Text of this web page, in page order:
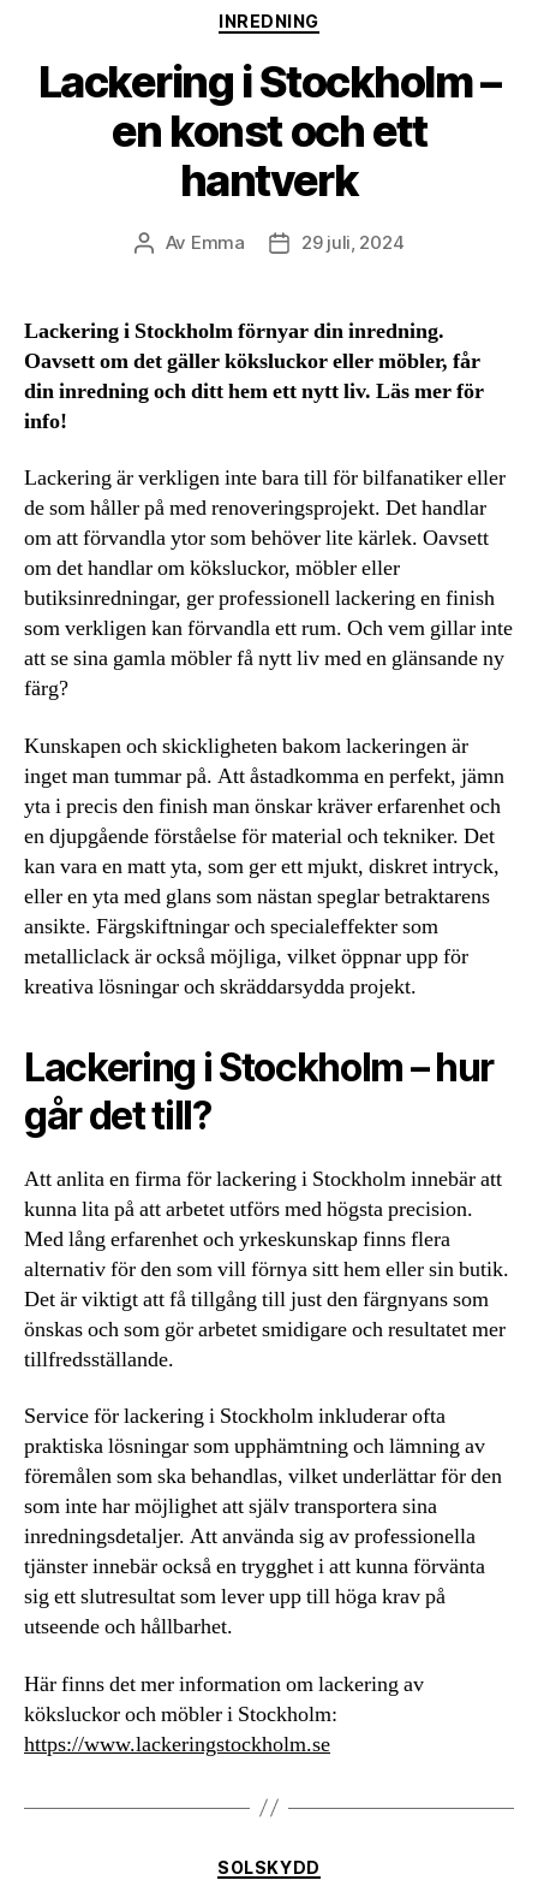
Kategorier
INREDNING
Lackering i Stockholm –
en konst och ett
hantverk
Inläggsförfattare
Av Emma Inläggsdatum
29 juli, 2024
Lackering i Stockholm förnyar din inredning.
Oavsett om det gäller köksluckor eller möbler, får
din inredning och ditt hem ett nytt liv. Läs mer för
info!
Lackering är verkligen inte bara till för bilfanatiker eller
de som håller på med renoveringsprojekt. Det handlar
om att förvandla ytor som behöver lite kärlek. Oavsett
om det handlar om köksluckor, möbler eller
butiksinredningar, ger professionell lackering en finish
som verkligen kan förvandla ett rum. Och vem gillar inte
att se sina gamla möbler få nytt liv med en glänsande ny
färg?
Kunskapen och skickligheten bakom lackeringen är
inget man tummar på. Att åstadkomma en perfekt, jämn
yta i precis den finish man önskar kräver erfarenhet och
en djupgående förståelse för material och tekniker. Det
kan vara en matt yta, som ger ett mjukt, diskret intryck,
eller en yta med glans som nästan speglar betraktarens
ansikte. Färgskiftningar och specialeffekter som
metalliclack är också möjliga, vilket öppnar upp för
kreativa lösningar och skräddarsydda projekt.
Lackering i Stockholm – hur
går det till?
Att anlita en firma för lackering i Stockholm innebär att
kunna lita på att arbetet utförs med högsta precision.
Med lång erfarenhet och yrkeskunskap finns flera
alternativ för den som vill förnya sitt hem eller sin butik.
Det är viktigt att få tillgång till just den färgnyans som
önskas och som gör arbetet smidigare och resultatet mer
tillfredsställande.
Service för lackering i Stockholm inkluderar ofta
praktiska lösningar som upphämtning och lämning av
föremålen som ska behandlas, vilket underlättar för den
som inte har möjlighet att själv transportera sina
inredningsdetaljer. Att använda sig av professionella
tjänster innebär också en trygghet i att kunna förvänta
sig ett slutresultat som lever upp till höga krav på
utseende och hållbarhet.
Här finns det mer information om lackering av
köksluckor och möbler i Stockholm:
https://www.lackeringstockholm.se
Kategorier
SOLSKYDD